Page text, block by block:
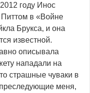
году Инос
в «Войне
Брукса, и она
известной.
описывала
нападали на
страшные чуваки в
меня,